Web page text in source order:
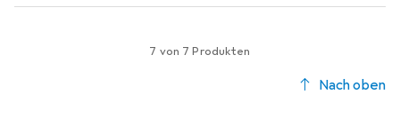
7 von 7 Produkten
Nach oben